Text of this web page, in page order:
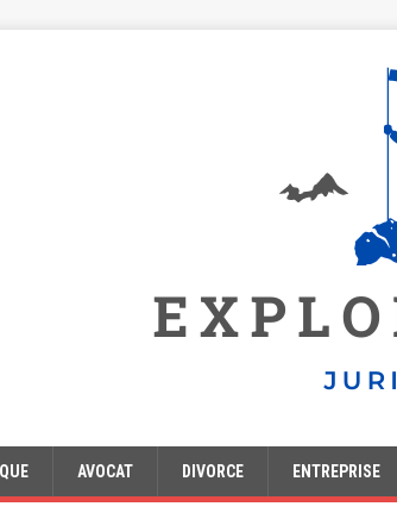
AVOCAT DIVORCE ENTREPRISE